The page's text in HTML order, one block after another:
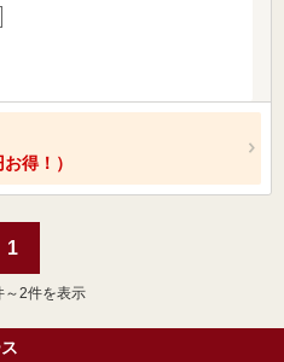
得！）
1
～2件を表示